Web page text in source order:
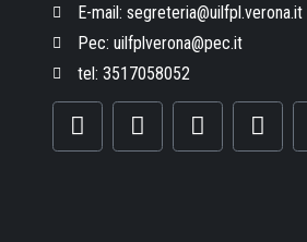
E-mail: segreteria@uilfpl.verona.it
Pec: uilfplverona@pec.it
tel: 3517058052